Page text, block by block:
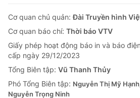
Cơ quan chủ quản:Đài Truyền hình
Cơ quan báo chí: Thời báo VTV
Giấy phép hoạt động báo in và báo
cấp ngày 29/12/2023
Tổng Biên tập: Vũ Thanh Thủy
Phó Tổng Biên tập: Nguyễn Thị Mỹ
Nguyễn Trọng Ninh